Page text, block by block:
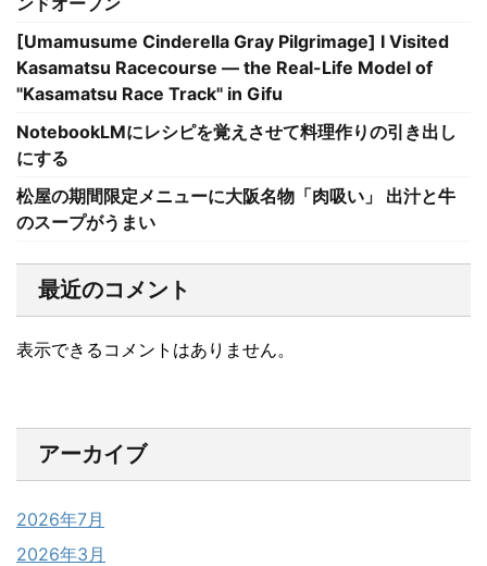
[Umamusume Cinderella Gray Pilgrimage] I Visited
Kasamatsu Racecourse — the Real-Life Model of
"Kasamatsu Race Track" in Gifu
NotebookLMにレシピを覚えさせて料理作りの引き出し
にする
松屋の期間限定メニューに大阪名物「肉吸い」 出汁と牛
のスープがうまい
最近のコメント
表示できるコメントはありません。
アーカイブ
2026年7月
2026年3月